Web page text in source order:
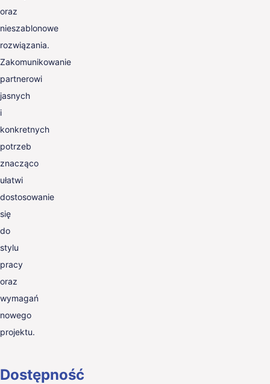
oraz
nieszablonowe
rozwiązania.
Zakomunikowanie
partnerowi
jasnych
i
konkretnych
potrzeb
znacząco
ułatwi
dostosowanie
się
do
stylu
pracy
oraz
wymagań
nowego
projektu.
Dostępność